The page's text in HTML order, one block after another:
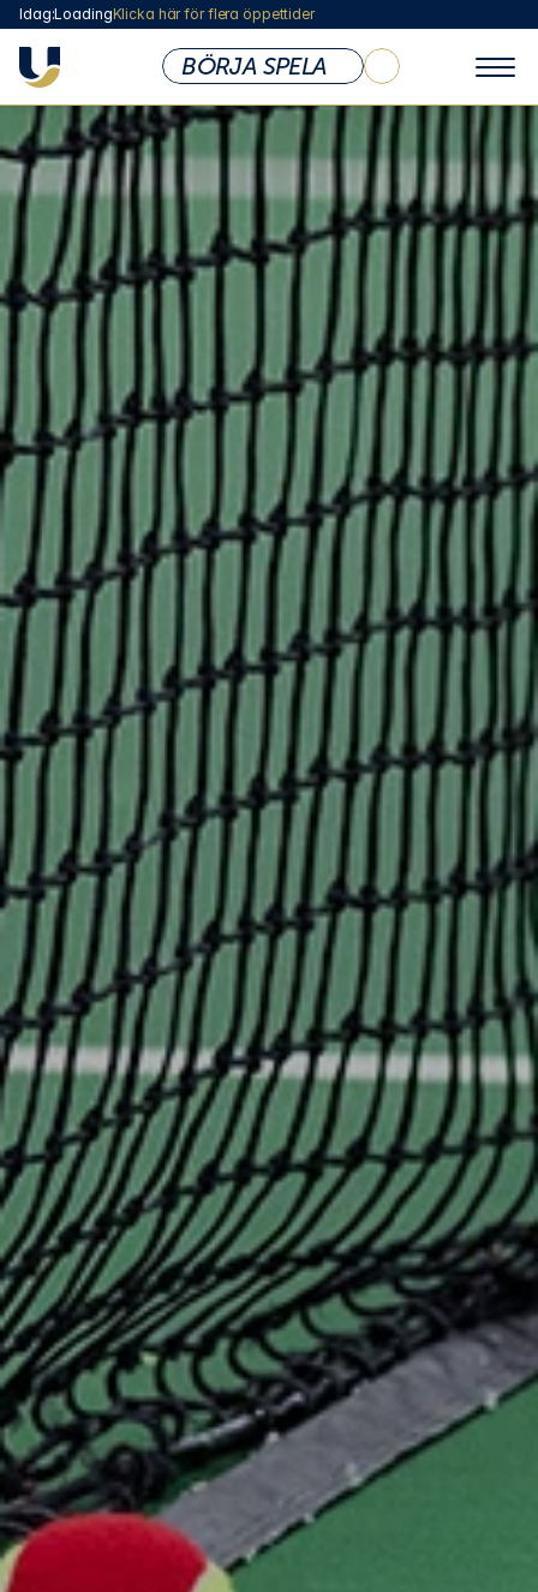
Idag:LoadingKlicka här för flera öppettider
KLUBBEN
Om Ullevi Tennis
Öppettider & Priser
Vi som Jobbar Här
Styrelse
Medlemsskap
Abonnemang
Lokaler & Anläggning
Café
Shop
Policy & Dokument
Företag / Friskvård
Sponsoring & Samarbete
BARN & UNGDOM
Om Verksamheten
Nybörjarkurser
Ullevi Tennisskola
Aktivitetskalender
Privatlektioner
Börja Tävla
Anmälan / Players Card
Vanliga Frågor
Ta Kontakt
Föräldrautbildning
BREDD & MOTION
Om Verksamheten
Våra Spelnivåer
Tennispasset
Kurser
Privatlektioner
Privatlektioner fys
60+
Damsektionen
Övriga Aktiviteter
Vanliga Frågor
ELIT
Om Verksamheten
Filosofi
Tränarteam
Program
Vanliga Frågor
Föräldrautbildning
TÄVLING
Ullevi Tennis Open (Tennis Europe)
Ullevi Tennis Open (ITF)
RM
4 The Players
Singelserien
Seriespel
KONTAKT
Kontaktinformation
Kontakt & Ansvar
BÖRJA SPELA